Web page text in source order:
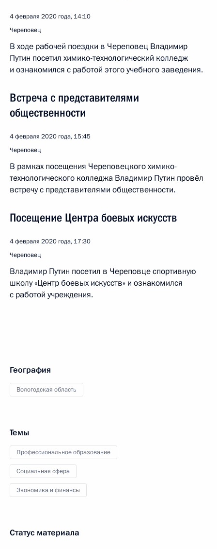
4 февраля 2020 года, 14:10
Череповец
В ходе рабочей поездки в Череповец Владимир
Путин посетил химико-технологический колледж
и ознакомился с работой этого учебного заведения.
Встреча с представителями
общественности
4 февраля 2020 года, 15:45
Череповец
В рамках посещения Череповецкого химико-
технологического колледжа Владимир Путин провёл
встречу с представителями общественности.
Посещение Центра боевых искусств
4 февраля 2020 года, 17:30
Череповец
Владимир Путин посетил в Череповце спортивную
школу «Центр боевых искусств» и ознакомился
с работой учреждения.
География
Вологодская область
Темы
Профессиональное образование
Социальная сфера
Экономика и финансы
Статус материала